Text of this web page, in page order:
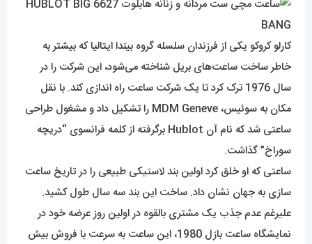
کارلو کروکو ​​یکی از فرزندان سلسله گروه بیندا ایتالیا که بیشتر به
خاطر ساخت ساعت‌های بریل شناخته می‌شود، این شرکت را در
سال 1976 ترک کرد تا یک شرکت ساعت راه اندازی کند. با نقل
مکان به سوئیس، MDM Geneve را تشکیل داد و مشغول طراحی
ساعتی شد که نام آن Hublot برگرفته از کلمه فرانسوی “دریچه
سوراخ” گذاشت.
ساعتی که او خلق کرد اولین بند لاستیکی طبیعی را در تاریخ ساعت
سازی به جهان نشان داد. ساخت این بند سه سال طول کشید.
علیرغم عدم جذب یک مشتری بالقوه در اولین روز عرضه خود در
نمایشگاه ساعت بازل 1980، این ساعت به سرعت با فروش بیش